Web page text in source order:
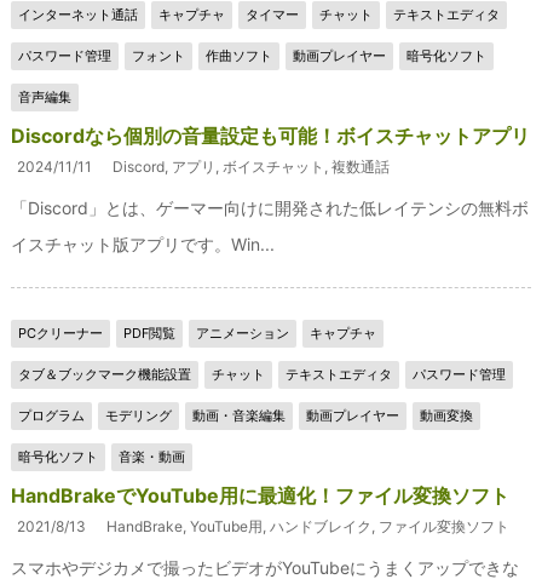
インターネット通話 キャプチャ タイマー チャット テキストエディタ
パスワード管理 フォント 作曲ソフト 動画プレイヤー 暗号化ソフト
音声編集
Discordなら個別の音量設定も可能！ボイスチャットアプリ
2024/11/11 Discord, アプリ , ボイスチャット , 複数通話
「Discord」とは、ゲーマー向けに開発された低レイテンシの無料ボ
イスチャット版アプリです。Win...
PCクリーナー PDF閲覧 アニメーション キャプチャ
タブ＆ブックマーク機能設置 チャット テキストエディタ パスワード管理
プログラム モデリング 動画・音楽編集 動画プレイヤー 動画変換
暗号化ソフト 音楽・動画
HandBrakeでYouTube用に最適化！ファイル変換ソフト
2021/8/13 HandBrake, YouTube用, ハンドブレイク , ファイル変換ソフト
スマホやデジカメで撮ったビデオがYouTubeにうまくアップできな